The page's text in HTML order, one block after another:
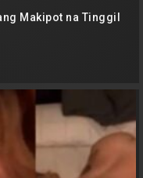
Makipot na Tinggil